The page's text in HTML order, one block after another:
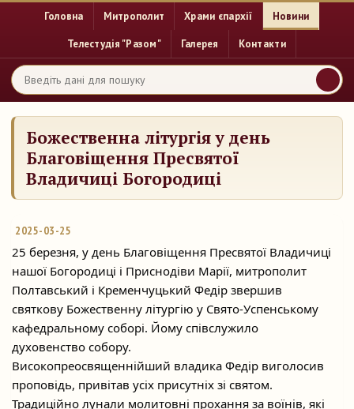
Головна Митрополит Храми єпархії Новини
Телестудія "Разом" Галерея Контакти
Божественна літургія у день
Благовіщення Пресвятої
Владичиці Богородиці
2025-03-25
25 березня, у день Благовіщення Пресвятої Владичиці
нашої Богородиці і Приснодіви Марії, митрополит
Полтавський і Кременчуцький Федір звершив
святкову Божественну літургію у Свято-Успенському
кафедральному соборі. Йому співслужило
духовенство собору.
Високопреосвященнійший владика Федір виголосив
проповідь, привітав усіх присутніх зі святом.
Традиційно лунали молитовні прохання за воїнів, які